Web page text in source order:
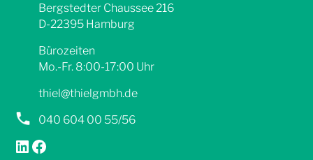
Bergstedter Chaussee 216
D-22395 Hamburg
Bürozeiten
Mo.-Fr. 8:00-17:00 Uhr
thiel@thielgmbh.de
040 604 00 55/56
LinkedIn
Facebook